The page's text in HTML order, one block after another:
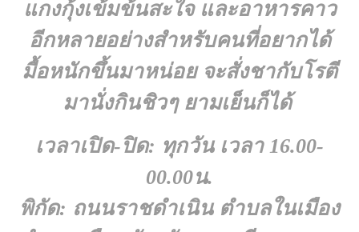
แกงกุ้งเข้มข้นสะใจ และอาหารคาว
อีกหลายอย่างสำหรับคนที่อยากได้
มื้อหนักขึ้นมาหน่อย จะสั่งชากับโรตี
มานั่งกินชิวๆ ยามเย็นก็ได้
เวลาเปิด-ปิด: ทุกวัน เวลา 16.00-
00.00น.
พิกัด: ถนนราชดำเนิน ตำบลในเมือง